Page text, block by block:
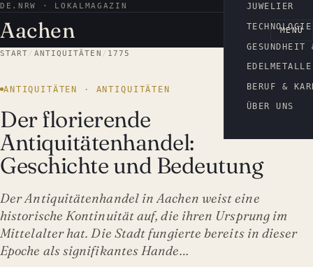
DE.NRW · LOKALMAGAZIN AACHEN
Aachen MENÜ
JUWELIER
EDELMETALLE
BERUF &
ÜBER UNS
START/ ANTIQUITÄTEN / 1775
ANTIQUITÄTEN · ANTIQUITÄTEN
Der florierende
Antiquitätenhandel:
Geschichte und Bedeutung
Der Antiquitätenhandel in Aachen weist eine
historische Kontinuität auf, die ihren Ursprung im
Mittelalter hat. Die Stadt fungierte bereits in dieser
Epoche als signifikantes Hande…